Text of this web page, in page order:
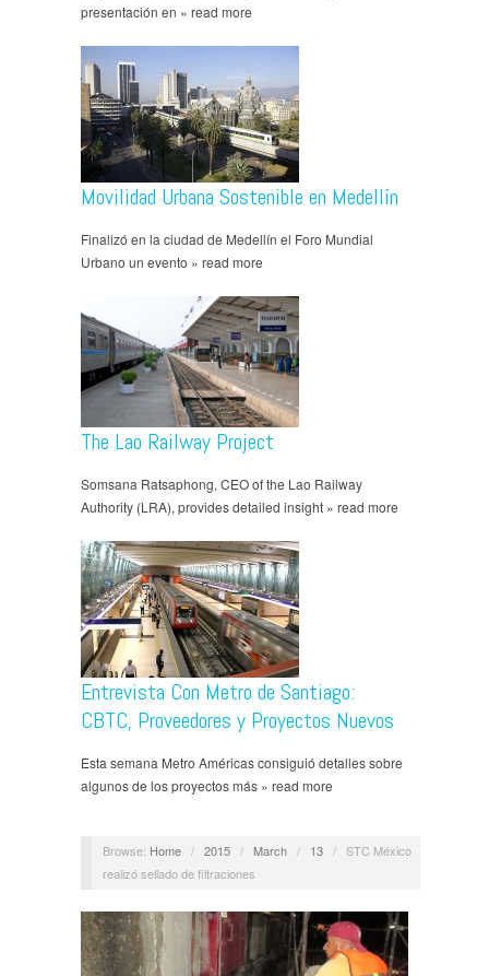
presentación en » read more
Movilidad Urbana Sostenible en Medellín
Finalizó en la ciudad de Medellín el Foro Mundial
Urbano un evento » read more
The Lao Railway Project
Somsana Ratsaphong, CEO of the Lao Railway
Authority (LRA), provides detailed insight » read more
Entrevista Con Metro de Santiago:
CBTC, Proveedores y Proyectos Nuevos
Esta semana Metro Américas consiguió detalles sobre
algunos de los proyectos más » read more
Browse: Home / 2015 / March / 13 / STC México
realizó sellado de filtraciones